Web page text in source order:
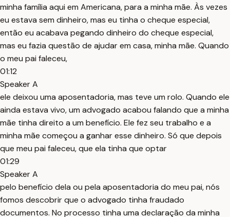
minha família aqui em Americana, para a minha mãe. Às vezes
eu estava sem dinheiro, mas eu tinha o cheque especial,
então eu acabava pegando dinheiro do cheque especial,
mas eu fazia questão de ajudar em casa, minha mãe. Quando
o meu pai faleceu,
01:12
Speaker A
ele deixou uma aposentadoria, mas teve um rolo. Quando ele
ainda estava vivo, um advogado acabou falando que a minha
mãe tinha direito a um benefício. Ele fez seu trabalho e a
minha mãe começou a ganhar esse dinheiro. Só que depois
que meu pai faleceu, que ela tinha que optar
01:29
Speaker A
pelo benefício dela ou pela aposentadoria do meu pai, nós
fomos descobrir que o advogado tinha fraudado
documentos. No processo tinha uma declaração da minha